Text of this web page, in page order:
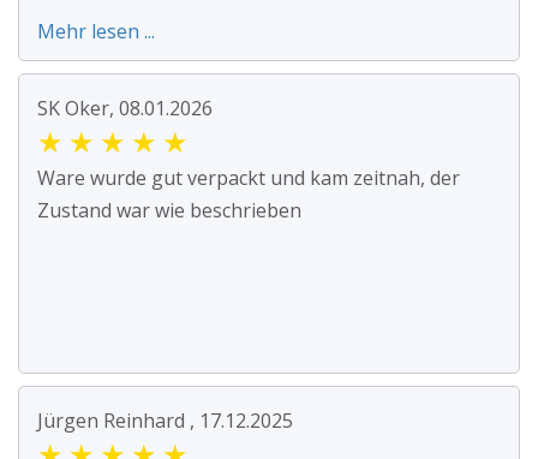
Mehr lesen ...
SK Oker, 08.01.2026
★ ★ ★ ★ ★
Ware wurde gut verpackt und kam zeitnah, der
Zustand war wie beschrieben
Jürgen Reinhard , 17.12.2025